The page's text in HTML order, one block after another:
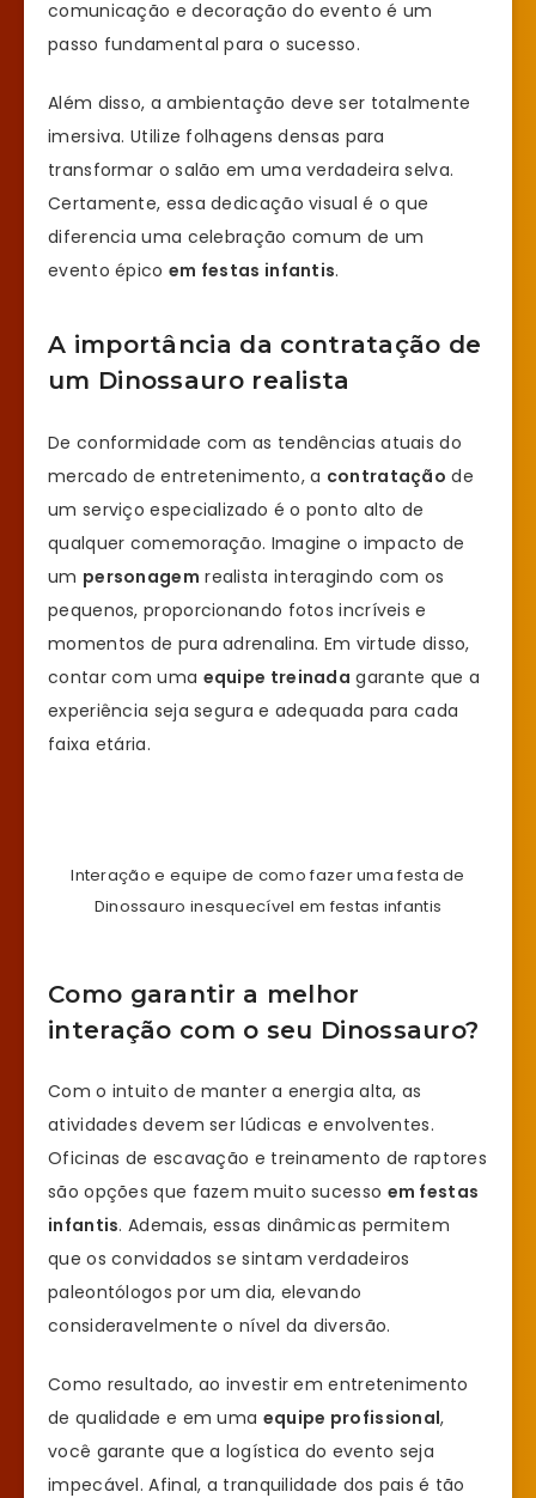
comunicação e decoração do evento é um
passo fundamental para o sucesso.
Além disso, a ambientação deve ser totalmente
imersiva. Utilize folhagens densas para
transformar o salão em uma verdadeira selva.
Certamente, essa dedicação visual é o que
diferencia uma celebração comum de um
evento épico em festas infantis.
A importância da contratação de
um Dinossauro realista
De conformidade com as tendências atuais do
mercado de entretenimento, a contratação de
um serviço especializado é o ponto alto de
qualquer comemoração. Imagine o impacto de
um personagem realista interagindo com os
pequenos, proporcionando fotos incríveis e
momentos de pura adrenalina. Em virtude disso,
contar com uma equipe treinada garante que a
experiência seja segura e adequada para cada
faixa etária.
Interação e equipe de como fazer uma festa de
Dinossauro inesquecível em festas infantis
Como garantir a melhor
interação com o seu Dinossauro?
Com o intuito de manter a energia alta, as
atividades devem ser lúdicas e envolventes.
Oficinas de escavação e treinamento de raptores
são opções que fazem muito sucesso em festas
infantis. Ademais, essas dinâmicas permitem
que os convidados se sintam verdadeiros
paleontólogos por um dia, elevando
consideravelmente o nível da diversão.
Como resultado, ao investir em entretenimento
de qualidade e em uma equipe profissional,
você garante que a logística do evento seja
impecável. Afinal, a tranquilidade dos pais é tão